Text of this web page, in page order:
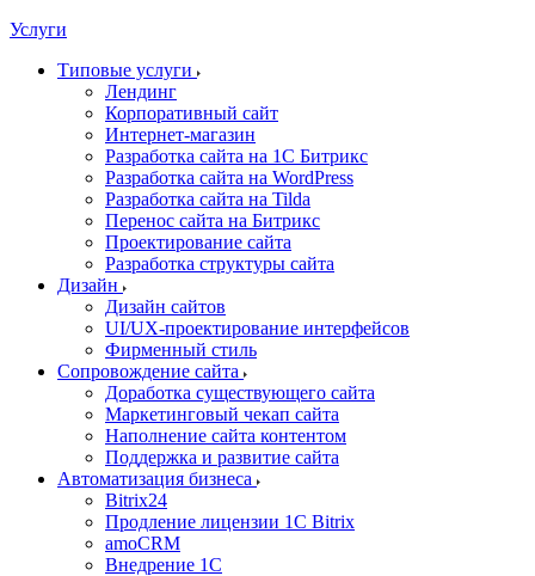
Услуги
Типовые услуги
Лендинг
Корпоративный сайт
Интернет-магазин
Разработка сайта на 1С Битрикс
Разработка сайта на WordPress
Разработка сайта на Tilda
Перенос сайта на Битрикс
Проектирование сайта
Разработка структуры сайта
Дизайн
Дизайн сайтов
UI/UX-проектирование интерфейсов
Фирменный стиль
Сопровождение сайта
Доработка существующего сайта
Маркетинговый чекап сайта
Наполнение сайта контентом
Поддержка и развитие сайта
Автоматизация бизнеса
Bitrix24
Продление лицензии 1C Bitrix
amoCRM
Внедрение 1C